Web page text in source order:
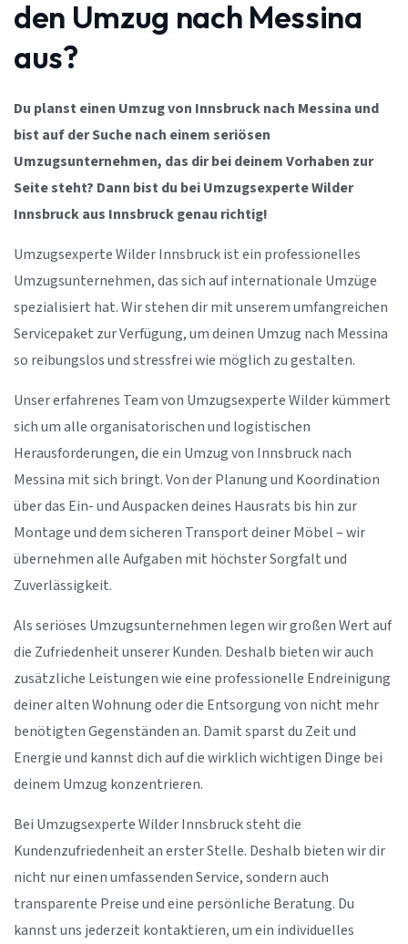
den Umzug nach Messina
aus?
Du planst einen Umzug von Innsbruck nach Messina und
bist auf der Suche nach einem seriösen
Umzugsunternehmen, das dir bei deinem Vorhaben zur
Seite steht? Dann bist du bei Umzugsexperte Wilder
Innsbruck aus Innsbruck genau richtig!
Umzugsexperte Wilder Innsbruck ist ein professionelles
Umzugsunternehmen, das sich auf internationale Umzüge
spezialisiert hat. Wir stehen dir mit unserem umfangreichen
Servicepaket zur Verfügung, um deinen Umzug nach Messina
so reibungslos und stressfrei wie möglich zu gestalten.
Unser erfahrenes Team von Umzugsexperte Wilder kümmert
sich um alle organisatorischen und logistischen
Herausforderungen, die ein Umzug von Innsbruck nach
Messina mit sich bringt. Von der Planung und Koordination
über das Ein- und Auspacken deines Hausrats bis hin zur
Montage und dem sicheren Transport deiner Möbel – wir
übernehmen alle Aufgaben mit höchster Sorgfalt und
Zuverlässigkeit.
Als seriöses Umzugsunternehmen legen wir großen Wert auf
die Zufriedenheit unserer Kunden. Deshalb bieten wir auch
zusätzliche Leistungen wie eine professionelle Endreinigung
deiner alten Wohnung oder die Entsorgung von nicht mehr
benötigten Gegenständen an. Damit sparst du Zeit und
Energie und kannst dich auf die wirklich wichtigen Dinge bei
deinem Umzug konzentrieren.
Bei Umzugsexperte Wilder Innsbruck steht die
Kundenzufriedenheit an erster Stelle. Deshalb bieten wir dir
nicht nur einen umfassenden Service, sondern auch
transparente Preise und eine persönliche Beratung. Du
kannst uns jederzeit kontaktieren, um ein individuelles